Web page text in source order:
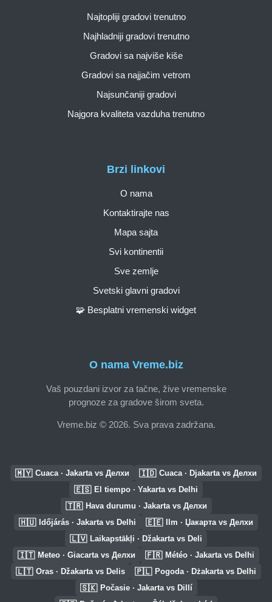
O nama Vreme.biz
Vaš pouzdani izvor za tačne, žive vremenske
prognoze za gradove širom sveta.
Vreme.biz © 2026. Sva prava zadržana.
Brzi linkovi
O nama
Kontaktirajte nas
Mapa sajta
Svi kontinentii
Sve zemlje
Svetski glavni gradovi
🧩 Besplatni vremenski widget
Najtopliji gradovi trenutno
Najhladniji gradovi trenutno
Gradovi sa najviše kiše
Gradovi sa najjačim vetrom
Najsunčaniji gradovi
Najgora kvaliteta vazduha trenutno
🇲🇾 Cuaca · Jakarta vs Делхи 🇮🇩 Cuaca · Djakarta vs Делхи
🇪🇸 El tiempo · Yakarta vs Delhi
🇹🇷 Hava durumu · Jakarta vs Делхи
🇭🇺 Időjárás · Jakarta vs Delhi 🇪🇪 Ilm · Џакарта vs Делхи
🇱🇻 Laikapstākļi · Džakarta vs Deli
🇮🇹 Meteo · Giacarta vs Делхи 🇫🇷 Météo · Jakarta vs Delhi
🇱🇹 Oras · Džakarta vs Delis 🇵🇱 Pogoda · Dżakarta vs Delhi
🇸🇰 Počasie · Jakarta vs Dillí